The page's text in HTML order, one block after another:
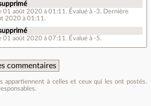
01 août 2020 à 01:11 . Évalué à -3.
Dernière
2020 à 01:11.
01 août 2020 à 07:11 . Évalué à -5.
commentaires
appartiennent à celles et ceux qui les ont postés.